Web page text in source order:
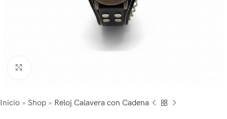
Inicio » Shop » Reloj Calavera con Cadena